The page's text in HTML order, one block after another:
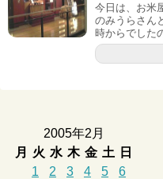
今日は、お米
のみうらさん
時からでした
2005年2月
月
火 水 木 金 土
日
1
2 3 4 5
6